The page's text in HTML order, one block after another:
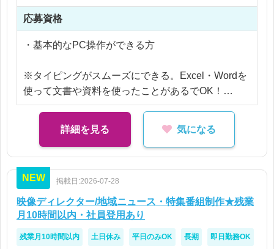
仕事です♪
応募資格
・基本的なPC操作ができる方
※タイピングがスムーズにできる。Excel・Wordを
使って文書や資料を使ったことがあるでOK！
DTP未経験OK
職業訓練校卒、別職種からのチャレンジも歓迎！
詳細を見る 気になる
NEW 掲載日:2026-07-28
映像ディレクター/地域ニュース・特集番組制作★残業
月10時間以内・社員登用あり
残業月10時間以内 土日休み 平日のみOK 長期 即日勤務OK